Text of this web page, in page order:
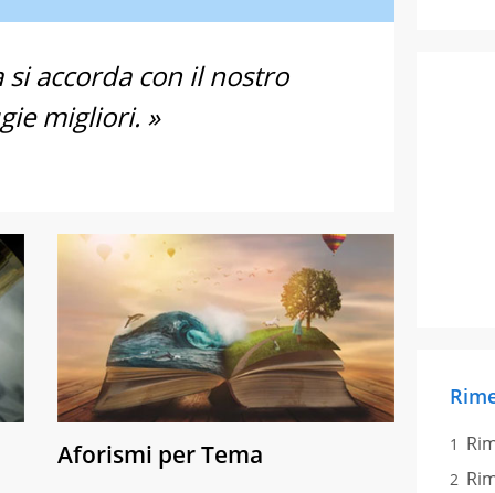
accorda con il nostro
migliori. »
Aforismi per Tema